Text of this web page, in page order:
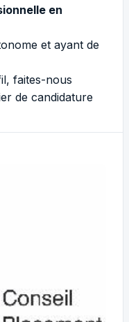
en
et ayant de
faites-nous
de candidature